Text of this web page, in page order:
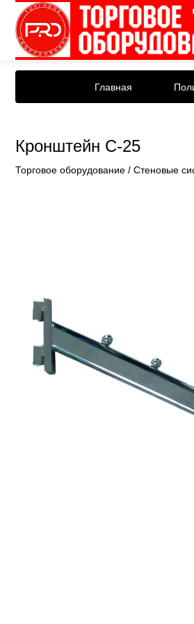
Главная
Кронштейн С-25
Торговое оборудование / Стеновые